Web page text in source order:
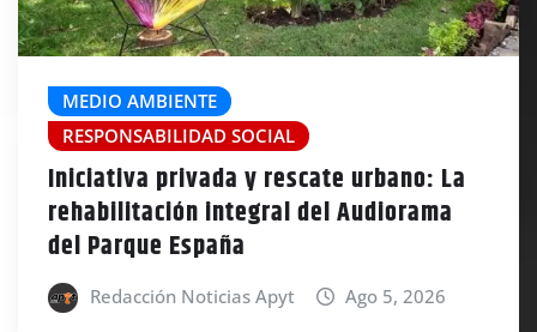
MEDIO AMBIENTE
RESPONSABILIDAD SOCIAL
Iniciativa privada y rescate urbano: La
rehabilitación integral del Audiorama
del Parque España
Redacción Noticias Apyt Ago 5, 2026